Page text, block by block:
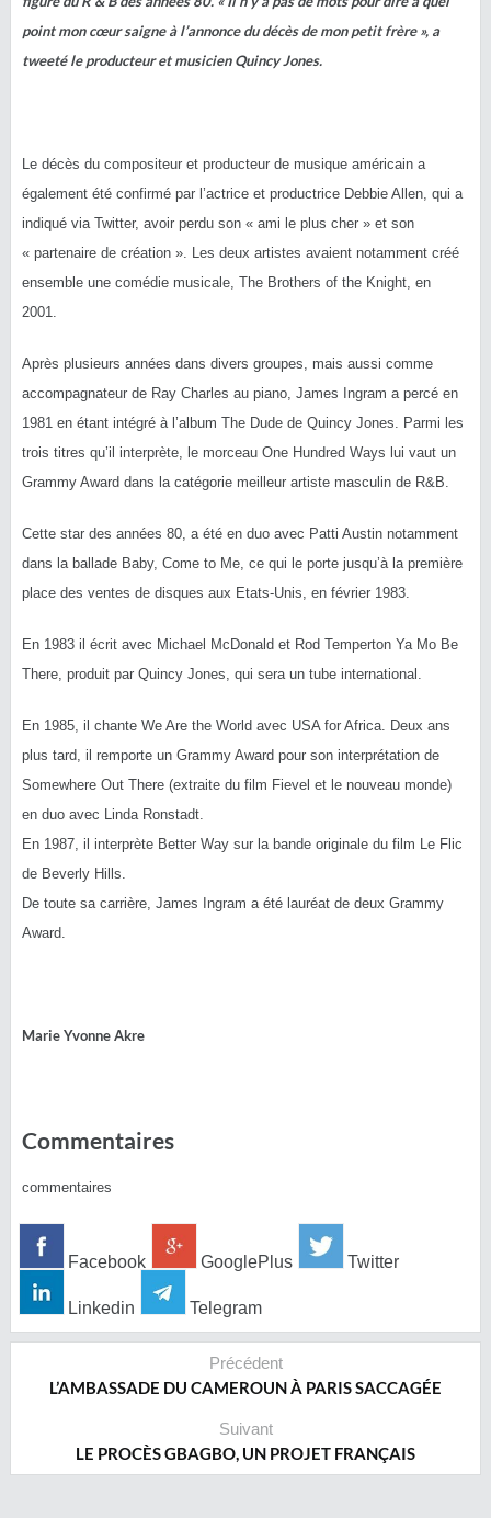
point mon cœur saigne à l’annonce du décès de mon petit frère », a
tweeté le producteur et musicien Quincy Jones.
Le décès du compositeur et producteur de musique américain a
également été confirmé par l’actrice et productrice Debbie Allen, qui a
indiqué via Twitter, avoir perdu son « ami le plus cher » et son
« partenaire de création ». Les deux artistes avaient notamment créé
ensemble une comédie musicale, The Brothers of the Knight, en
2001.
Après plusieurs années dans divers groupes, mais aussi comme
accompagnateur de Ray Charles au piano, James Ingram a percé en
1981 en étant intégré à l’album The Dude de Quincy Jones. Parmi les
trois titres qu’il interprète, le morceau One Hundred Ways lui vaut un
Grammy Award dans la catégorie meilleur artiste masculin de R&B.
Cette star des années 80, a été en duo avec Patti Austin notamment
dans la ballade Baby, Come to Me, ce qui le porte jusqu’à la première
place des ventes de disques aux Etats-Unis, en février 1983.
En 1983 il écrit avec Michael McDonald et Rod Temperton Ya Mo Be
There, produit par Quincy Jones, qui sera un tube international.
En 1985, il chante We Are the World avec USA for Africa. Deux ans
plus tard, il remporte un Grammy Award pour son interprétation de
Somewhere Out There (extraite du film Fievel et le nouveau monde)
en duo avec Linda Ronstadt.
En 1987, il interprète Better Way sur la bande originale du film Le Flic
de Beverly Hills.
De toute sa carrière, James Ingram a été lauréat de deux Grammy
Award.
Marie Yvonne Akre
Commentaires
commentaires
Facebook GooglePlus Twitter
Linkedin Telegram
Précédent
L’AMBASSADE DU CAMEROUN À PARIS SACCAGÉE
Suivant
LE PROCÈS GBAGBO, UN PROJET FRANÇAIS